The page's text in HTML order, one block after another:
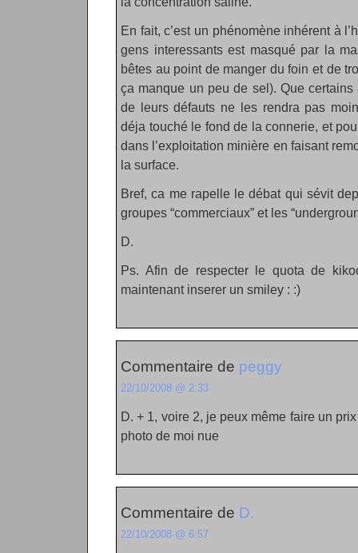
En fait, c’est un phénomène inhérent à
gens interessants est masqué par la
bêtes au point de manger du foin et de
ça manque un peu de sel). Que
de leurs défauts ne les rendra pas
déja touché le fond de la connerie, et
dans l’exploitation minière en faisant
la surface.
Bref, ca me rapelle le débat qui sévit
groupes “commerciaux” et les
D.
Ps. Afin de respecter le quota de
maintenant inserer un smiley : :)
Commentaire de peggy
22/10/2008 @ 2:33
D. + 1, voire 2, je peux même faire un
photo de moi nue
Commentaire de D.
22/10/2008 @ 6:57